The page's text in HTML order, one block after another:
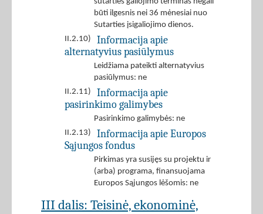
būti ilgesnis nei 36 mėnesiai nuo
Sutarties įsigaliojimo dienos.
II.2.10)
Informacija apie
alternatyvius pasiūlymus
Leidžiama pateikti alternatyvius
pasiūlymus: ne
II.2.11)
Informacija apie
pasirinkimo galimybes
Pasirinkimo galimybės: ne
II.2.13)
Informacija apie Europos
Sąjungos fondus
Pirkimas yra susijęs su projektu ir
(arba) programa, finansuojama
Europos Sąjungos lėšomis: ne
III dalis: Teisinė, ekonominė,